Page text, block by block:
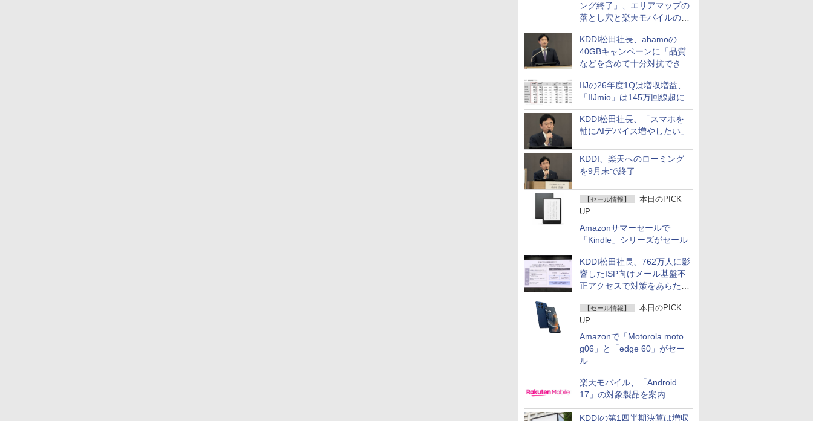
ング終了」、エリアマップの
落とし穴と楽天モバイルの課
題
KDDI松田社長、ahamoの
40GBキャンペーンに「品質
などを含めて十分対抗でき
る」
IIJの26年度1Qは増収増益、
「IIJmio」は145万回線超に
KDDI松田社長、「スマホを
軸にAIデバイス増やしたい」
KDDI、楽天へのローミング
を9月末で終了
【セール情報】
本日のPICK
UP
Amazonサマーセールで
「Kindle」シリーズがセール
KDDI松田社長、762万人に影
響したISP向けメール基盤不
正アクセスで対策をあらため
て説明
【セール情報】
本日のPICK
UP
Amazonで「Motorola moto
g06」と「edge 60」がセー
ル
楽天モバイル、「Android
17」の対象製品を案内
KDDIの第1四半期決算は増収